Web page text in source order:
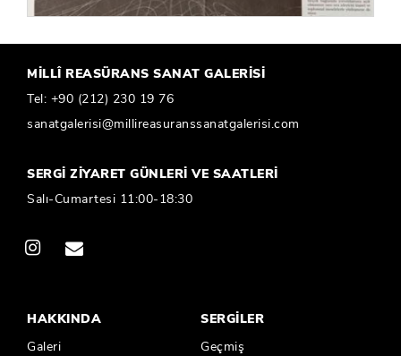
MİLLÎ REASÜRANS SANAT GALERİSİ
Tel: +90 (212) 230 19 76
sanatgalerisi@millireasuranssanatgalerisi.com
SERGİ ZİYARET GÜNLERİ VE SAATLERİ
Salı-Cumartesi 11:00-18:30
HAKKINDA
Galeri
SERGİLER
Geçmiş